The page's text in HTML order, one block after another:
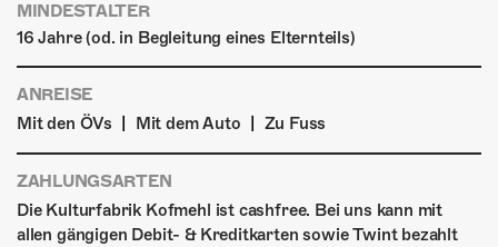
MINDESTALTER
16 Jahre (od. in Begleitung eines Elternteils)
ANREISE
Mit den ÖVs
Mit dem Auto Zu Fuss
ZAHLUNGSARTEN
Die Kulturfabrik Kofmehl ist cashfree. Bei uns kann mit
allen gängigen Debit- & Kreditkarten sowie Twint bezahlt